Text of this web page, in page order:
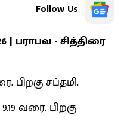
Follow Us
| பராபவ - சித்திரை
பிறகு சப்தமி.
வரை. பிறகு